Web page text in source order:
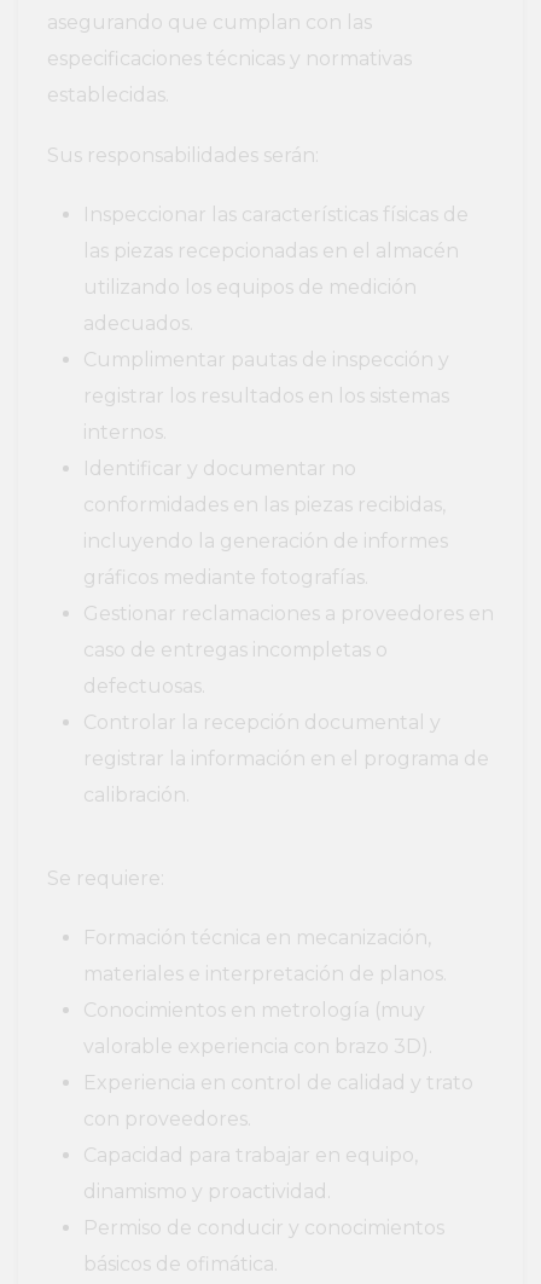
asegurando que cumplan con las
especificaciones técnicas y normativas
establecidas.
Sus responsabilidades serán:
Inspeccionar las características físicas de
las piezas recepcionadas en el almacén
utilizando los equipos de medición
adecuados.
Cumplimentar pautas de inspección y
registrar los resultados en los sistemas
internos.
Identificar y documentar no
conformidades en las piezas recibidas,
incluyendo la generación de informes
gráficos mediante fotografías.
Gestionar reclamaciones a proveedores en
caso de entregas incompletas o
defectuosas.
Controlar la recepción documental y
registrar la información en el programa de
calibración.
Se requiere:
Formación técnica en mecanización,
materiales e interpretación de planos.
Conocimientos en metrología (muy
valorable experiencia con brazo 3D).
Experiencia en control de calidad y trato
con proveedores.
Capacidad para trabajar en equipo,
dinamismo y proactividad.
Permiso de conducir y conocimientos
básicos de ofimática.